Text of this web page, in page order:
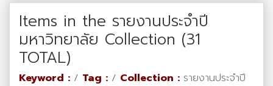
Items in the รายงานประจำปี
มหาวิทยาลัย Collection (31
TOTAL)
Keyword : / Tag : / Collection : รายงานประจำปี